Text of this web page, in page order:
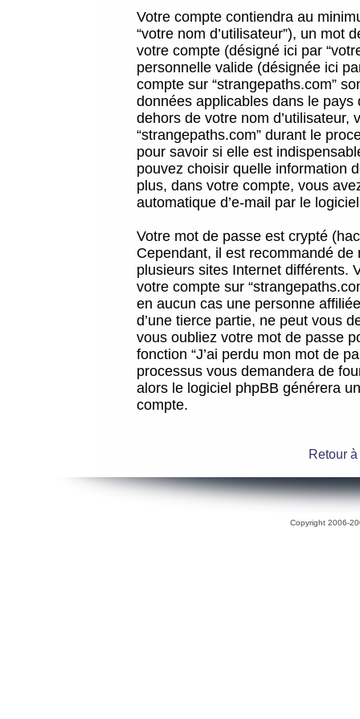
Votre compte contiendra au
“votre nom d’utilisateur”), un mot
votre compte (désigné ici par
personnelle valide (désignée ici
compte sur “strangepaths.com”
données applicables dans le
dehors de votre nom
“strangepaths.com” durant le
pour savoir si elle est
pouvez choisir quelle information
plus, dans votre compte, vous
automatique d’e-mail par le
Votre mot de passe est crypté
Cependant, il est recommandé
plusieurs sites Internet différents.
votre compte sur
en aucun cas une personne
d’une tierce partie, ne peut vous
vous oubliez votre mot de passe
fonction “J’ai perdu mon mot de
processus vous demandera de
alors le logiciel phpBB générera
compte.
Retour
Copyright 2006-